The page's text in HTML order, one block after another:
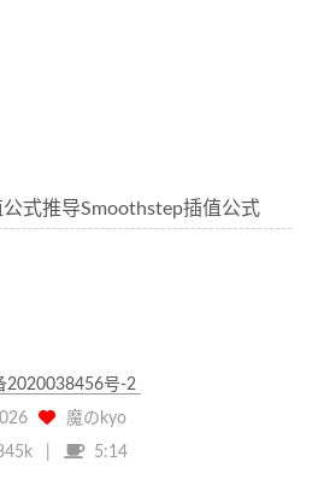
式推导Smoothstep插值公式
2020038456号-2
魔のkyo
5:14